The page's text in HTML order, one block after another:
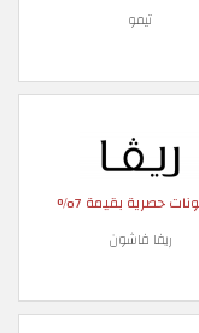
تيمو
حصرية بقيمة 7%
ريفا فاشون